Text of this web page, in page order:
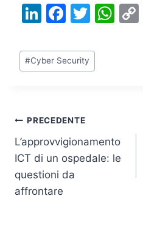
Li
k
e
n
F
c
e
o
o
k
T
itt
er
W
Tag
articolo:
#Cyber Security
Navigazione
articoli
PRECEDENTE
L’approvvigionamento
ICT di un ospedale: le
questioni da
affrontare